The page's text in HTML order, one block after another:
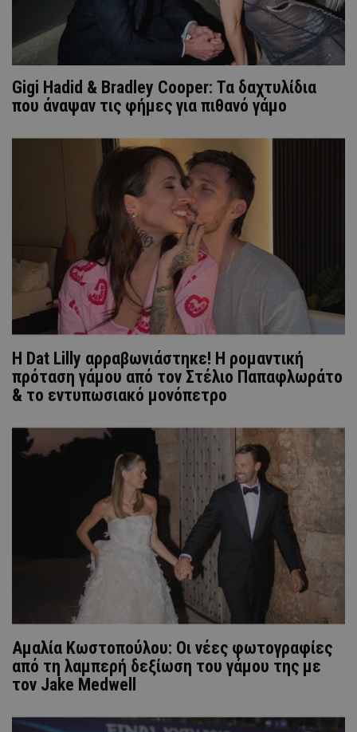
Gigi Hadid & Bradley Cooper: Τα δαχτυλίδια
που άναψαν τις φήμες για πιθανό γάμο
Η Dat Lilly αρραβωνιάστηκε! Η ρομαντική
πρόταση γάμου από τον Στέλιο Παπαφλωράτο
& το εντυπωσιακό μονόπετρο
Αμαλία Κωστοπούλου: Οι νέες φωτογραφίες
από τη λαμπερή δεξίωση του γάμου της με
τον Jake Medwell